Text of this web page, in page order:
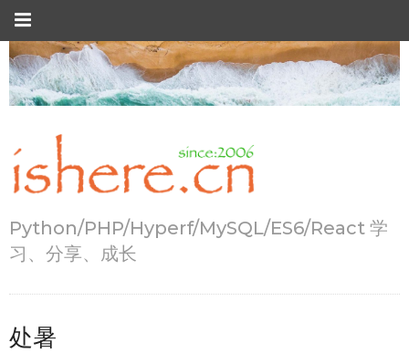
Python/PHP/Hyperf/MySQL/ES6/React 学
习、分享、成长
处暑